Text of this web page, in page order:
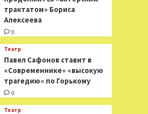
трактатом» Бориса
Алексеева
0
Театр
Павел Сафонов ставит в
«Современнике» «высокую
трагедию» по Горькому
0
Театр